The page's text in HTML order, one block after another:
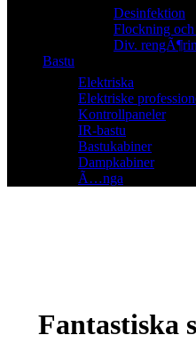
Desinfektion
Flockning och
Div.
Bastu
Elektriska
Elektriske
Kontrollpaneler
IR-bastu
Bastukabiner
Dampkabiner
Ã…nga
Fantastiska